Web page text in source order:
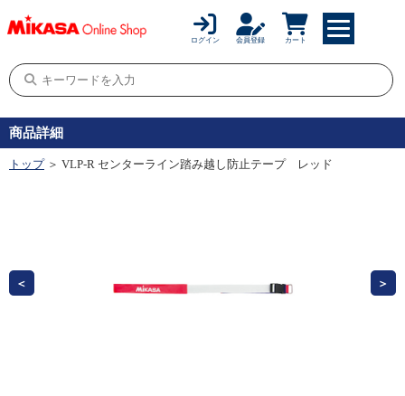
ログイン 会員登録 カート
商品詳細
トップ＞ VLP-R センターライン踏み越し防止テープ レッド